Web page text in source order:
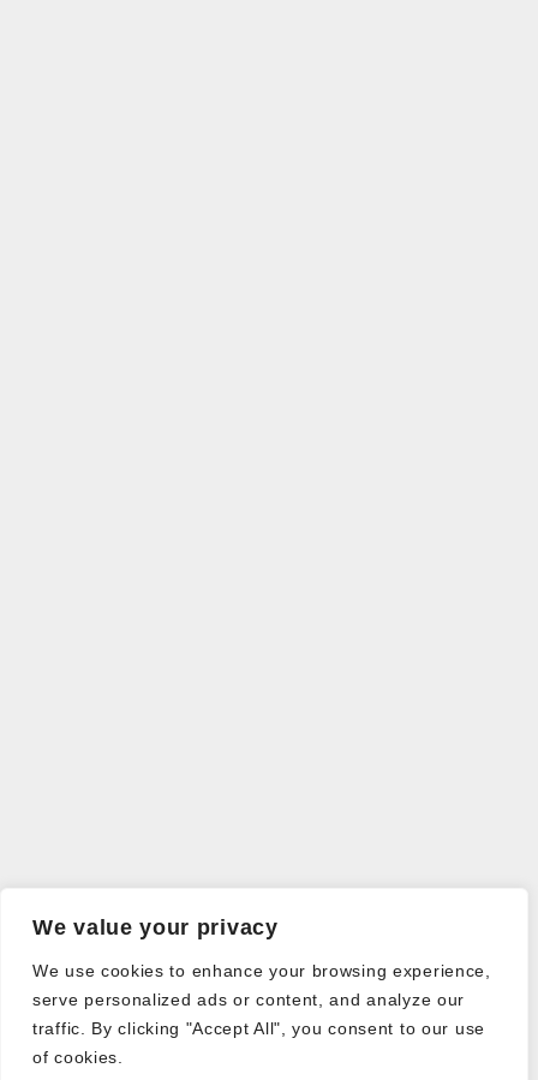
We value your privacy
We use cookies to enhance your browsing experience,
serve personalized ads or content, and analyze our
traffic. By clicking "Accept All", you consent to our use
of cookies.